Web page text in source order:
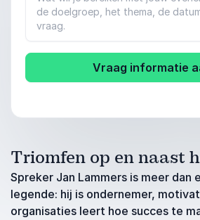
Vraag informatie
Triomfen op en naast
Spreker Jan Lammers is meer dan
legende: hij is ondernemer,
organisaties leert hoe succes te